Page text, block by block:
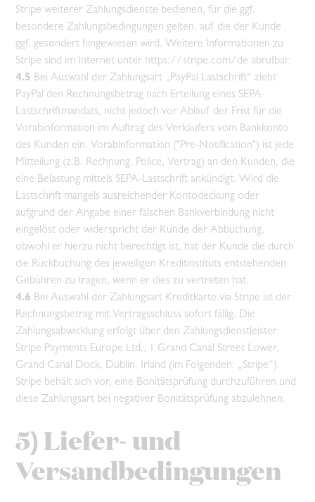
Stripe weiterer Zahlungsdienste bedienen, für die ggf.
besondere Zahlungsbedingungen gelten, auf die der Kunde
ggf. gesondert hingewiesen wird. Weitere Informationen zu
Stripe sind im Internet unter https://stripe.com/de abrufbar.
4.5 Bei Auswahl der Zahlungsart „PayPal Lastschrift“ zieht
PayPal den Rechnungsbetrag nach Erteilung eines SEPA-
Lastschriftmandats, nicht jedoch vor Ablauf der Frist für die
Vorabinformation im Auftrag des Verkäufers vom Bankkonto
des Kunden ein. Vorabinformation ("Pre-Notification") ist jede
Mitteilung (z.B. Rechnung, Police, Vertrag) an den Kunden, die
eine Belastung mittels SEPA-Lastschrift ankündigt. Wird die
Lastschrift mangels ausreichender Kontodeckung oder
aufgrund der Angabe einer falschen Bankverbindung nicht
eingelöst oder widerspricht der Kunde der Abbuchung,
obwohl er hierzu nicht berechtigt ist, hat der Kunde die durch
die Rückbuchung des jeweiligen Kreditinstituts entstehenden
Gebühren zu tragen, wenn er dies zu vertreten hat.
4.6 Bei Auswahl der Zahlungsart Kreditkarte via Stripe ist der
Rechnungsbetrag mit Vertragsschluss sofort fällig. Die
Zahlungsabwicklung erfolgt über den Zahlungsdienstleister
Stripe Payments Europe Ltd., 1 Grand Canal Street Lower,
Grand Canal Dock, Dublin, Irland (im Folgenden: „Stripe“).
Stripe behält sich vor, eine Bonitätsprüfung durchzuführen und
diese Zahlungsart bei negativer Bonitätsprüfung abzulehnen.
5) Liefer- und
Versandbedingungen